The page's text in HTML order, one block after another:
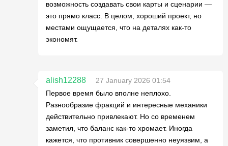
возможность создавать свои карты и сценарии —
это прямо класс. В целом, хороший проект, но
местами ощущается, что на деталях как-то
экономят.
alish12288
27 January 2026 01:54
Первое время было вполне неплохо.
Разнообразие фракций и интересные механики
действительно привлекают. Но со временем
заметил, что баланс как-то хромает. Иногда
кажется, что противник совершенно неуязвим, а